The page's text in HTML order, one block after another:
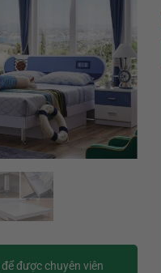
để được chuyên viên